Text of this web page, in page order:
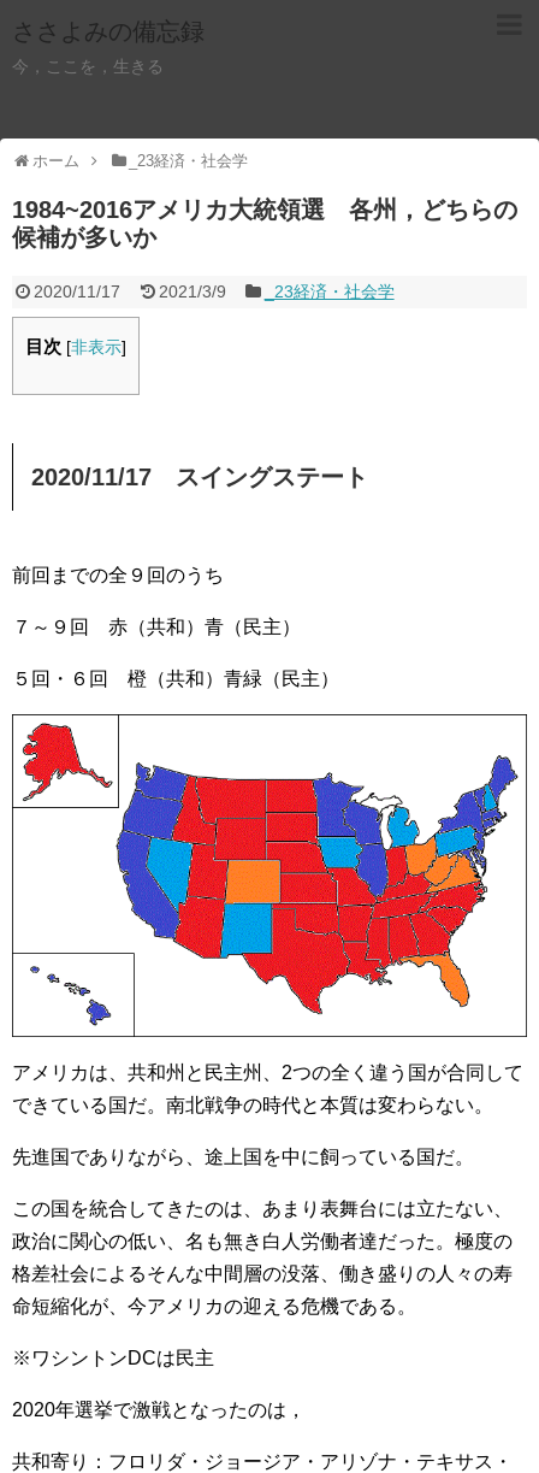
ささよみの備忘録
今，ここを，生きる
ホーム _23経済・社会学
1984~2016アメリカ大統領選 各州，どちらの
候補が多いか
2020/11/17 2021/3/9 _23経済・社会学
目次 [非表示]
2020/11/17 スイングステート
前回までの全９回のうち
７～９回 赤（共和）青（民主）
５回・６回 橙（共和）青緑（民主）
アメリカは、共和州と民主州、2つの全く違う国が合同して
できている国だ。南北戦争の時代と本質は変わらない。
先進国でありながら、途上国を中に飼っている国だ。
この国を統合してきたのは、あまり表舞台には立たない、
政治に関心の低い、名も無き白人労働者達だった。極度の
格差社会によるそんな中間層の没落、働き盛りの人々の寿
命短縮化が、今アメリカの迎える危機である。
※ワシントンDCは民主
2020年選挙で激戦となったのは，
共和寄り：フロリダ・ジョージア・アリゾナ・テキサス・